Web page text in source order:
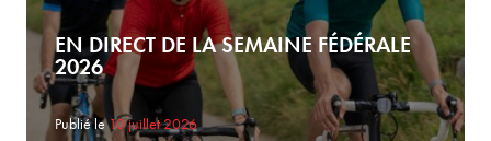
EN DIRECT DE LA SEMAINE FÉDÉRALE
2026
Publié le10 juillet 2026